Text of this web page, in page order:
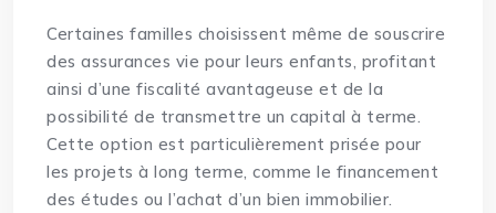
Certaines familles choisissent même de souscrire
des assurances vie pour leurs enfants, profitant
ainsi d’une fiscalité avantageuse et de la
possibilité de transmettre un capital à terme.
Cette option est particulièrement prisée pour
les projets à long terme, comme le financement
des études ou l’achat d’un bien immobilier.